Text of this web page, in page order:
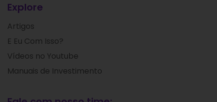
Explore
Artigos
E Eu Com Isso?
Vídeos no Youtube
Manuais de Investimento